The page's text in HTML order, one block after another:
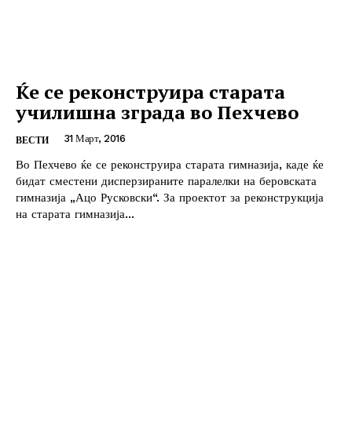
Ќе се реконструира старата
училишна зграда во Пехчево
ВЕСТИ 31 Март, 2016
Во Пехчево ќе се реконструира старата гимназија, каде ќе
бидат сместени дисперзираните паралелки на беровската
гимназија „Ацо Русковски“. За проектот за реконструкција
на старата гимназија...